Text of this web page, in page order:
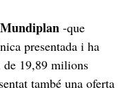
-que
presentada i ha
de 19,89 milions
també una oferta